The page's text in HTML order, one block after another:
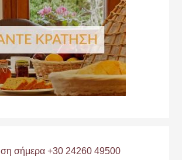
σήμερα +30 24260 49500